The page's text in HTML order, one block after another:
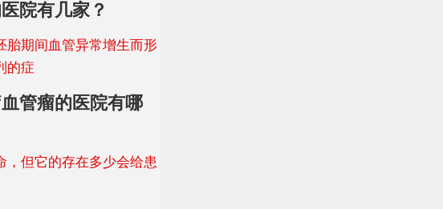
院有几家？
胎期间血管异常增生而形
的症
管瘤的医院有哪
但它的存在多少会给患